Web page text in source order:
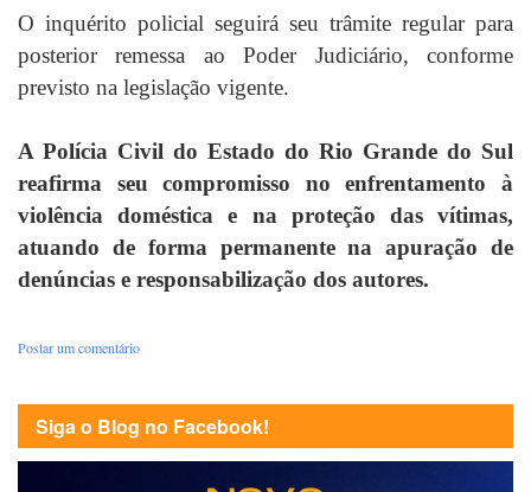
O inquérito policial seguirá seu trâmite regular para
posterior remessa ao Poder Judiciário, conforme
previsto na legislação vigente.
A Polícia Civil do Estado do Rio Grande do Sul
reafirma seu compromisso no enfrentamento à
violência doméstica e na proteção das vítimas,
atuando de forma permanente na apuração de
denúncias e responsabilização dos autores.
Postar um comentário
Siga o Blog no Facebook!